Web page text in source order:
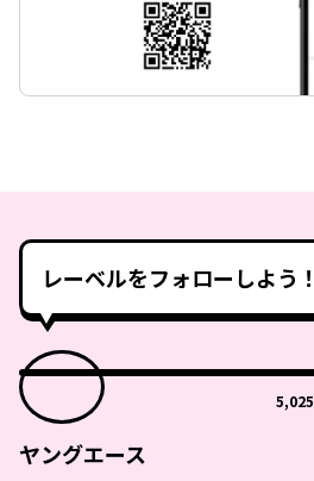
レーベルをフォローしよう！
5,025
ヤングエース